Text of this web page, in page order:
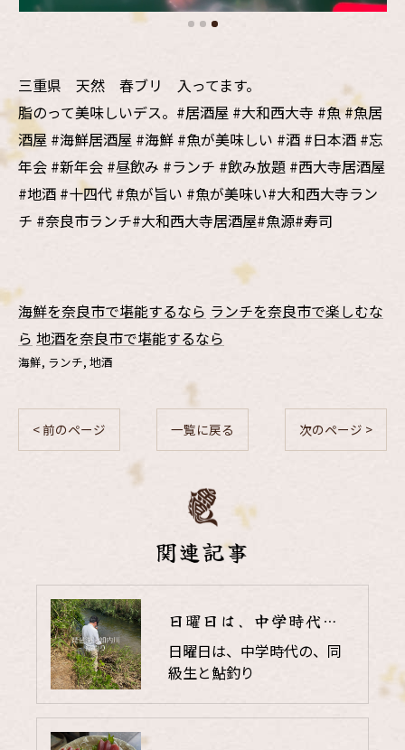
三重県 天然 春ブリ 入ってます。
脂のって美味しいデス。#居酒屋 #大和西大寺 #魚 #魚居
酒屋 #海鮮居酒屋 #海鮮 #魚が美味しい #酒 #日本酒 #忘
年会 #新年会 #昼飲み #ランチ #飲み放題 #西大寺居酒屋
#地酒 #十四代 #魚が旨い #魚が美味い#大和西大寺ラン
チ #奈良市ランチ#大和西大寺居酒屋#魚源#寿司
海鮮を奈良市で堪能するなら ランチを奈良市で楽しむな
ら 地酒を奈良市で堪能するなら
海鮮 ランチ 地酒
< 前のページ 一覧に戻る 次のページ >
関連記事
日曜日は、中学時代の、同級生と鮎釣り
日曜日は、中学時代の、同
級生と鮎釣り